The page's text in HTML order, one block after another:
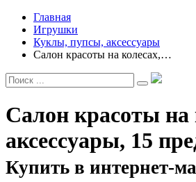
Главная
Игрушки
Куклы, пупсы, аксессуары
Салон красоты на колесах,…
Салон красоты на
аксессуары, 15
Купить в интернет-